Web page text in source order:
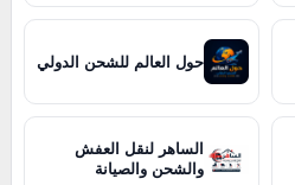
حول العالم للشحن الدولي
الساهر لنقل العفش
والشحن والصيانة